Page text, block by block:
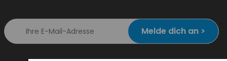
Melde dich an >